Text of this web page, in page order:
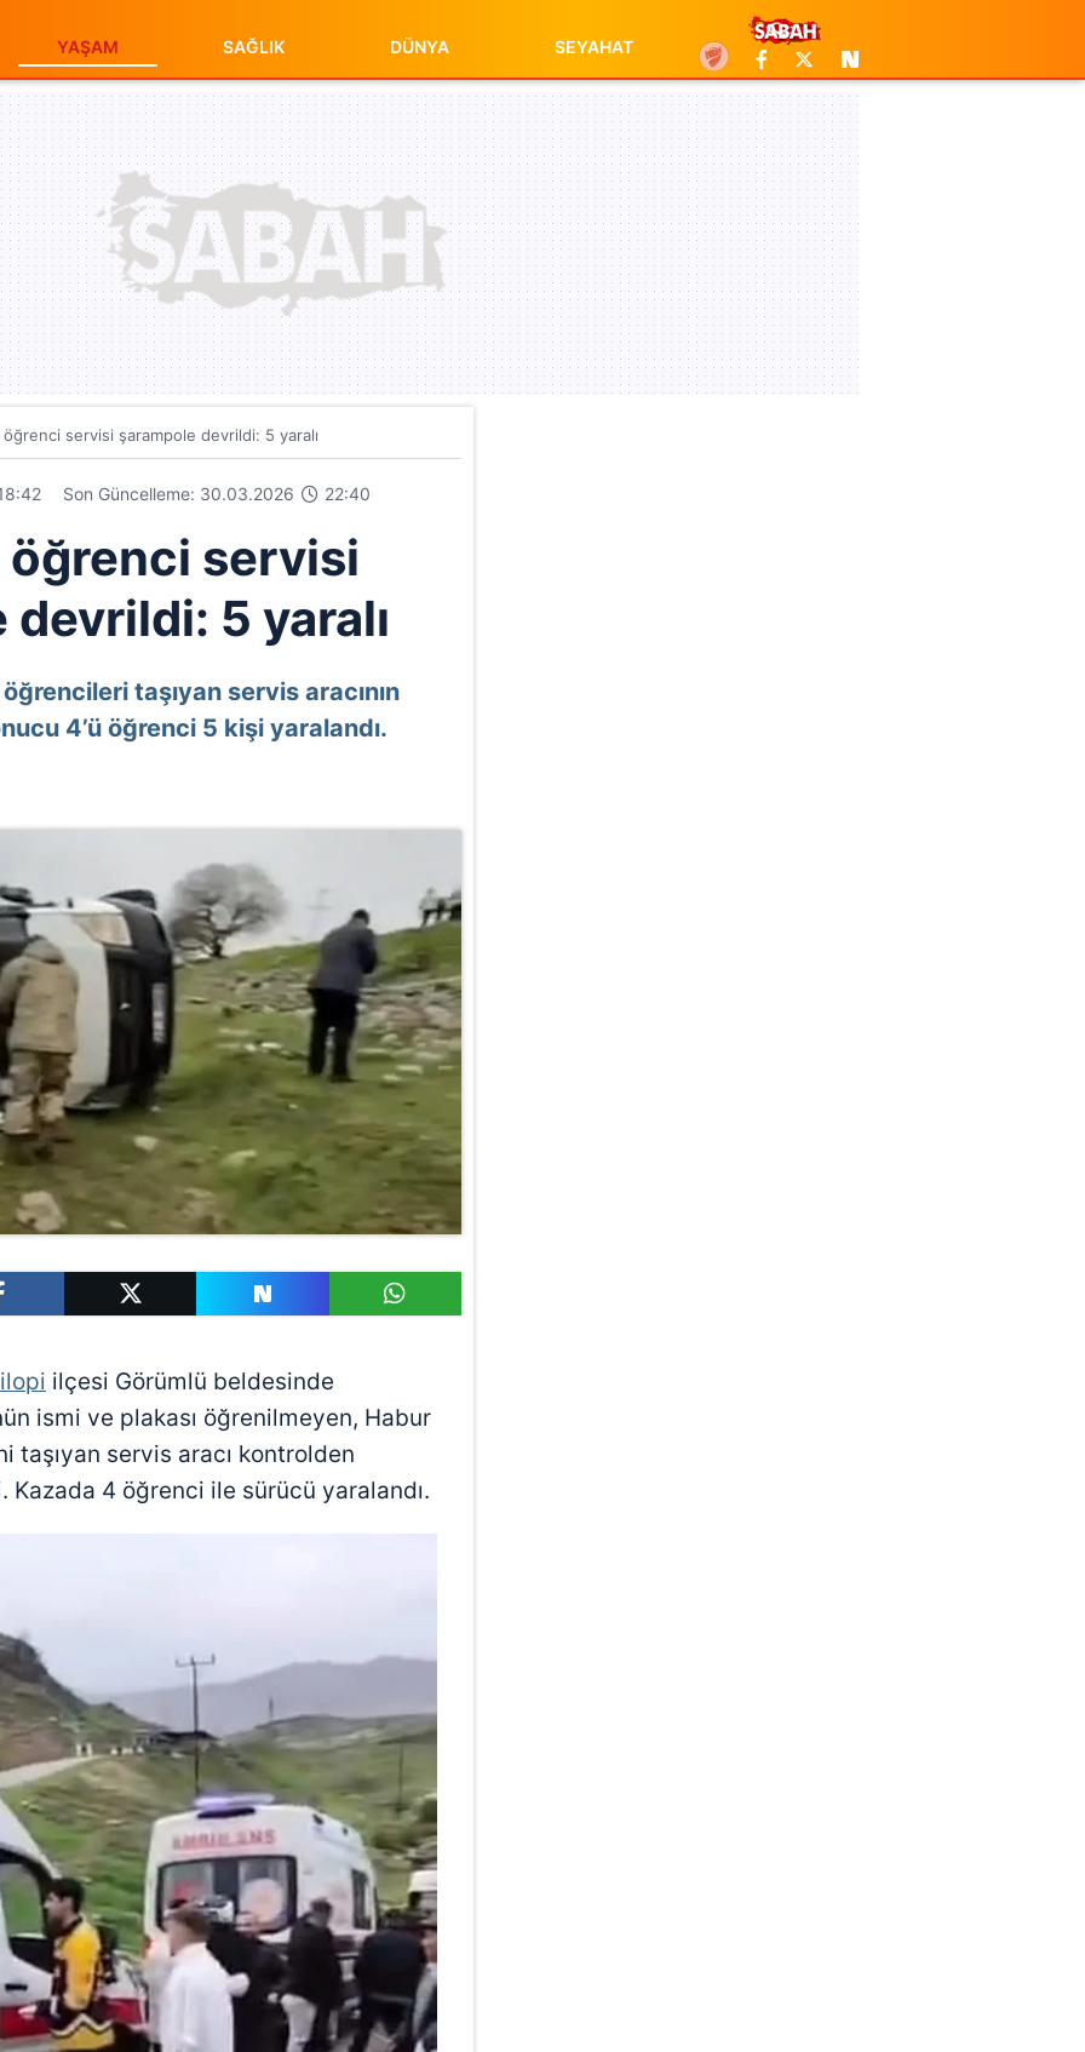
YAŞAM SAĞLIK DÜNYA SEYAHAT
öğrenci servisi şarampole devrildi: 5 yaralı
Son Güncelleme: 30.03.2026 22:40
öğrenci servisi
5 yaralı
taşıyan servis aracının
4’ü öğrenci 5 kişi yaralandı.
ilçesi Görümlü beldesinde
ismi ve plakası öğrenilmeyen, Habur
taşıyan servis aracı kontrolden
Kazada 4 öğrenci ile sürücü yaralandı.